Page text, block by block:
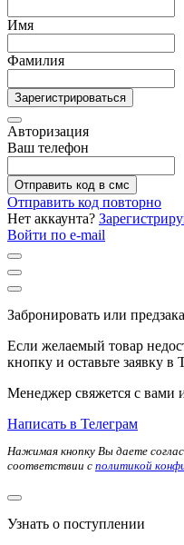
Имя
Фамилия
Зарегистрироваться
Авторизация
Ваш телефон
Отправить код в смс
Отправить код повторно
Нет аккаунта?
Войти по e-mail
Забронировать или
Если желаемый товар
кнопку и оставьте заявку в
Менеджер свяжется с вами
Написать в Телеграм
Нажимая кнопку Вы даете
соответствии с политикой
Узнать о поступлении